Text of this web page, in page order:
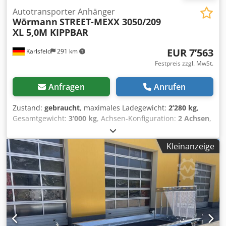
Karlsfeld 291 km
Autotransporter Anhänger
Wörmann STREET-MEXX 3050/209
XL 5,0M KIPPBAR
EUR 7’563
Festpreis zzgl. MwSt.
Anfragen Anrufen
Zustand: gebraucht, maximales Ladegewicht: 2’280 kg,
Gesamtgewicht: 3’000 kg, Achsen-Konfiguration: 2 Achsen,
, Laderaumlänge:
Gesamtbreite:2’090 mm, Baujahr:2026, Autotransporter
in Überlader-Kippausführung Komfortpaket - 100 km/h
Ausführung - geschlossener Aluminium-Boden - E-Rad mit
Halterung - Radfeststeller durchgehend Tiefrahmen-
Fahrwerk: Achse:durchgehende wartungsfreie
Gewerbeachsen mit verstärkten Langauflagen,
feuerverzinkt Bremse:4- Rad Auflaufbremse mit
vollautomatischer Rückfahrautomatik und Feststellbremse
Federung:Einzelradfederung progressiv wirkend und
Kleinanzeige